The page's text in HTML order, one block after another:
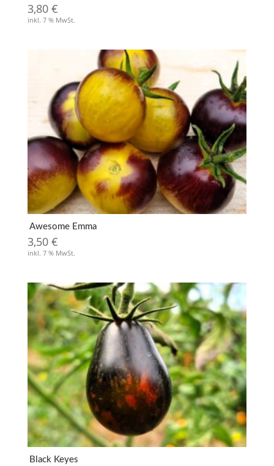
3,80 €
inkl. 7 % MwSt.
Awesome Emma
3,50 €
inkl. 7 % MwSt.
Black Keyes